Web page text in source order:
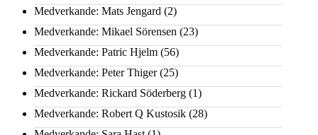
Medverkande: Mats Jengard (2)
Medverkande: Mikael Sörensen (23)
Medverkande: Patric Hjelm (56)
Medverkande: Peter Thiger(25)
Medverkande: Rickard Söderberg (1)
Medverkande: Robert Q Kustosik (28)